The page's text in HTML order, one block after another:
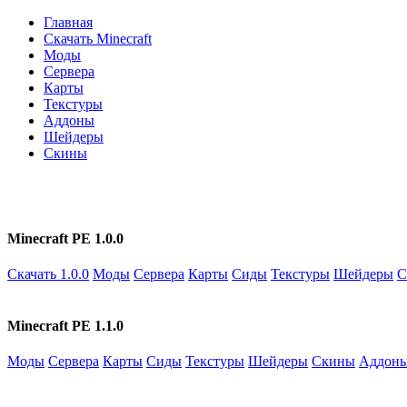
Главная
Скачать Minecraft
Моды
Сервера
Карты
Текстуры
Аддоны
Шейдеры
Скины
Minecraft PE 1.0.0
Скачать 1.0.0 Моды Сервера Карты Сиды Текстуры Шейдеры
Minecraft PE 1.1.0
Моды Сервера Карты Сиды Текстуры Шейдеры Скины